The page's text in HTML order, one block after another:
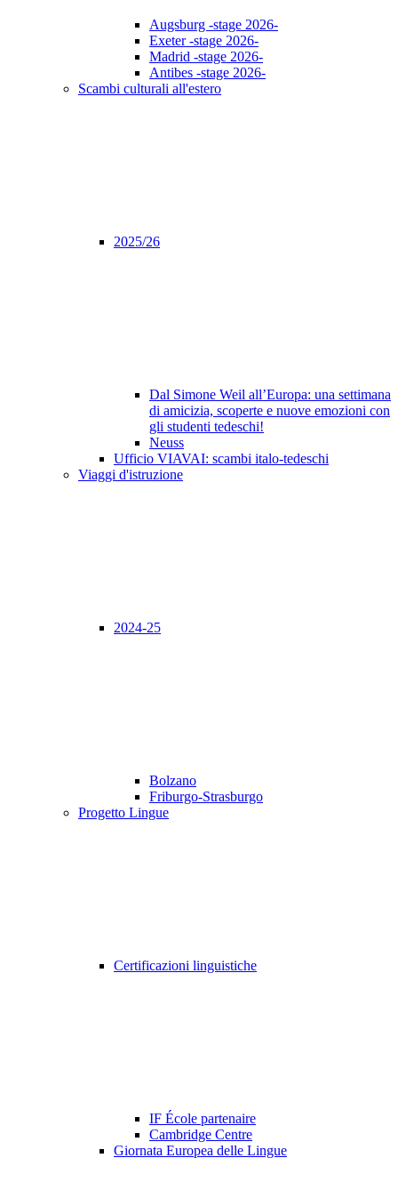
Augsburg -stage 2026-
Exeter -stage 2026-
Madrid -stage 2026-
Antibes -stage 2026-
Scambi culturali all'estero
2025/26
Dal Simone Weil all’Europa: una settimana
di amicizia, scoperte e nuove emozioni con
gli studenti tedeschi!
Neuss
Ufficio VIAVAI: scambi italo-tedeschi
Viaggi d'istruzione
2024-25
Bolzano
Friburgo-Strasburgo
Progetto Lingue
Certificazioni linguistiche
IF École partenaire
Cambridge Centre
Giornata Europea delle Lingue